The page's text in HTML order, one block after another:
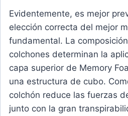
Evidentemente, es mejor
elección correcta del mejor
fundamental. La
colchones determinan la
capa superior de Memory
una estructura de cubo.
colchón reduce las fuerzas
junto con la gran